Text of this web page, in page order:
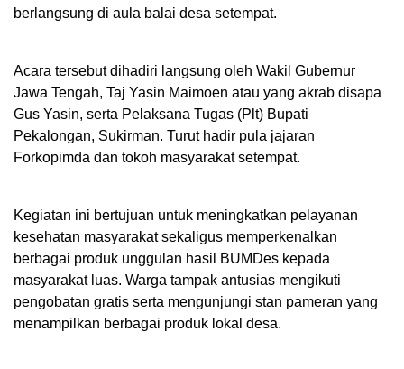
berlangsung di aula balai desa setempat.
Acara tersebut dihadiri langsung oleh Wakil Gubernur
Jawa Tengah, Taj Yasin Maimoen atau yang akrab disapa
Gus Yasin, serta Pelaksana Tugas (Plt) Bupati
Pekalongan, Sukirman. Turut hadir pula jajaran
Forkopimda dan tokoh masyarakat setempat.
Kegiatan ini bertujuan untuk meningkatkan pelayanan
kesehatan masyarakat sekaligus memperkenalkan
berbagai produk unggulan hasil BUMDes kepada
masyarakat luas. Warga tampak antusias mengikuti
pengobatan gratis serta mengunjungi stan pameran yang
menampilkan berbagai produk lokal desa.